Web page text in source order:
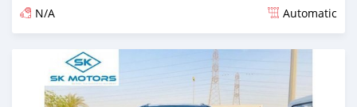
N/A Automatic
Ilitangazwa karibia miaka 6 iliopita